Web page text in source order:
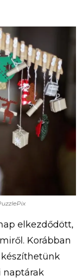
elkezdődött,
Korábban
naptárak